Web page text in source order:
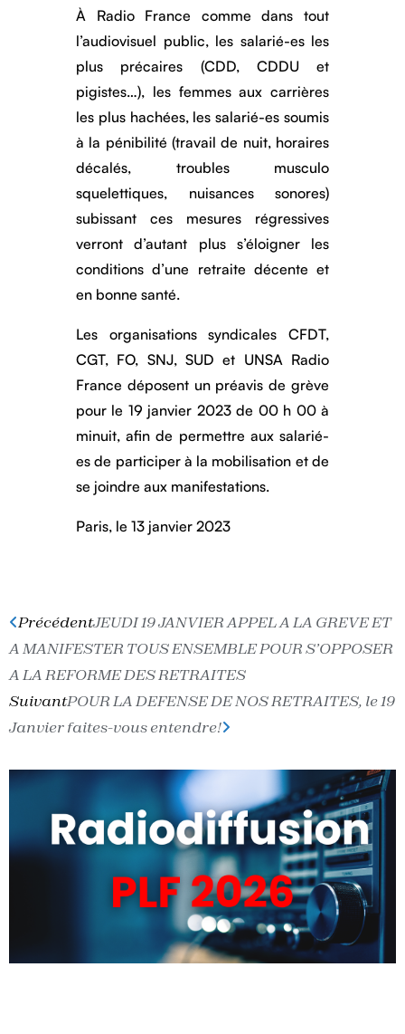
À Radio France comme dans tout
l’audiovisuel public, les salarié-es les
plus précaires (CDD, CDDU et
pigistes…), les femmes aux carrières
les plus hachées, les salarié-es soumis
à la pénibilité (travail de nuit, horaires
décalés, troubles musculo
squelettiques, nuisances sonores)
subissant ces mesures régressives
verront d’autant plus s’éloigner les
conditions d’une retraite décente et
en bonne santé.
Les organisations syndicales CFDT,
CGT, FO, SNJ, SUD et UNSA Radio
France déposent un préavis de grève
pour le 19 janvier 2023 de 00 h 00 à
minuit, afin de permettre aux salarié-
es de participer à la mobilisation et de
se joindre aux manifestations.
Paris, le 13 janvier 2023
PrécédentJEUDI 19 JANVIER APPEL A LA GREVE ET
A MANIFESTER TOUS ENSEMBLE POUR S’OPPOSER
A LA REFORME DES RETRAITES
SuivantPOUR LA DEFENSE DE NOS RETRAITES, le 19
Janvier faites-vous entendre!